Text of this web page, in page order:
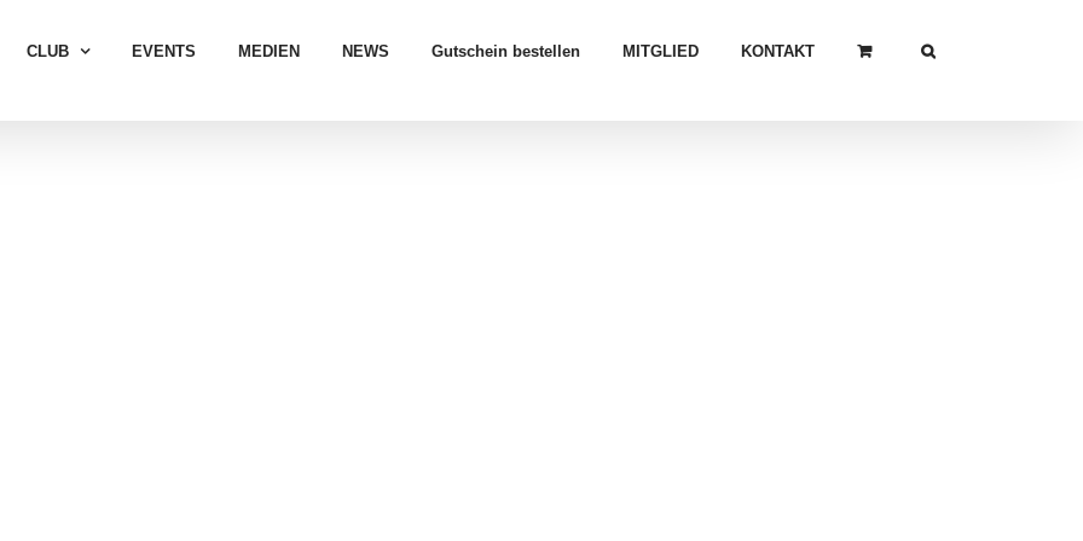
CLUB EVENTS MEDIEN NEWS Gutschein bestellen MITGLIED KONTAKT